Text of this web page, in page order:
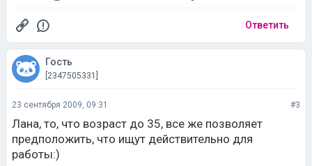
Ответить
Гость
[2347505331]
23 сентября 2009, 09:31 #3
Лана, то, что возраст до 35, все же позволяет
предположить, что ищут действительно для
работы:)